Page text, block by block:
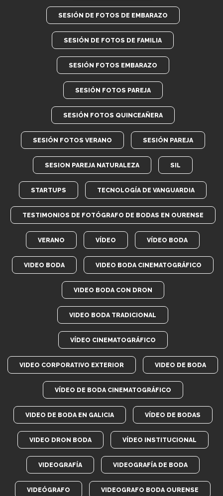
SESIÓN DE FOTOS DE EMBARAZO
SESIÓN DE FOTOS DE FAMILIA
SESIÓN FOTOS EMBARAZO
SESIÓN FOTOS PAREJA
SESIÓN FOTOS QUINCEAÑERA
SESIÓN FOTOS VERANO SESIÓN PAREJA
SESION PAREJA NATURALEZA SIL
STARTUPS TECNOLOGÍA DE VANGUARDIA
TESTIMONIOS DE FOTÓGRAFO DE BODAS EN OURENSE
VERANO VÍDEO VÍDEO BODA
VIDEO BODA VIDEO BODA CINEMATOGRÁFICO
VIDEO BODA CON DRON
VIDEO BODA TRADICIONAL
VÍDEO CINEMATOGRÁFICO
VIDEO CORPORATIVO EXTERIOR VIDEO DE BODA
VÍDEO DE BODA CINEMATOGRÁFICO
VIDEO DE BODA EN GALICIA VÍDEO DE BODAS
VIDEO DRON BODA VÍDEO INSTITUCIONAL
VIDEOGRAFÍA VIDEOGRAFÍA DE BODA
VIDEÓGRAFO VIDEOGRAFO BODA OURENSE